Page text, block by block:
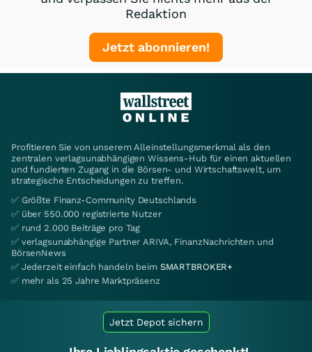
Redaktion
Jetzt abonnieren!
Profitieren Sie von unserem Alleinstellungsmerkmal als den
zentralen verlagsunabhängigen Wissens-Hub für einen aktuellen
und fundierten Zugang in die Börsen- und Wirtschaftswelt, um
strategische Entscheidungen zu treffen.
✅ Größte Finanz-Community Deutschlands
✅ über 550.000 registrierte Nutzer
✅ rund 2.000 Beiträge pro Tag
✅ verlagsunabhängige Partner ARIVA, FinanzNachrichten und
BörsenNews
✅ Jederzeit einfach handeln beim SMARTBROKER+
✅ mehr als 25 Jahre Marktpräsenz
Jetzt Depot sichern